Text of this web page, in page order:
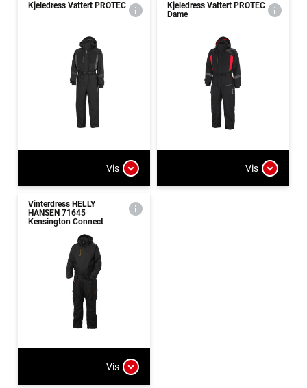
Kjeledress Vattert PROTEC
Vis
Kjeledress Vattert PROTEC
Dame
Vis
Vinterdress HELLY
HANSEN 71645
Kensington Connect
Vis